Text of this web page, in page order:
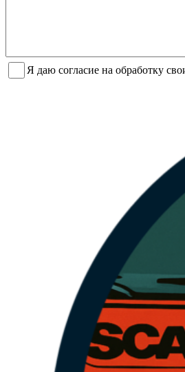
Я даю согласие на обработку